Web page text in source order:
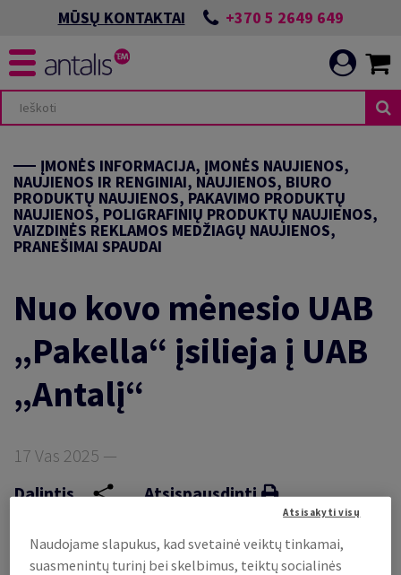
MŪSŲ KONTAKTAI +370 5 2649 649
CENTRAS
ĮMONĖS INFORMACIJA, ĮMONĖS NAUJIENOS,
NAUJIENOS IR RENGINIAI, NAUJIENOS, BIURO
PRODUKTŲ NAUJIENOS, PAKAVIMO PRODUKTŲ
NAUJIENOS, POLIGRAFINIŲ PRODUKTŲ NAUJIENOS,
VAIZDINĖS REKLAMOS MEDŽIAGŲ NAUJIENOS,
PRANEŠIMAI SPAUDAI
Nuo kovo mėnesio UAB
„Pakella“ įsilieja į UAB
„Antalį“
17 Vas 2025 —
Dalintis
Atsispausdinti
Naudojame slapukus, kad svetainė veiktų tinkamai,
suasmenintų turinį bei skelbimus, teiktų socialinės
Atsisakyti visų